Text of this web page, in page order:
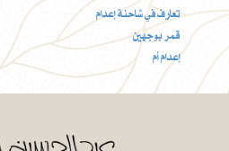
تعارف في شاحنة إعدام
قمر بوجهين
إعدام أم